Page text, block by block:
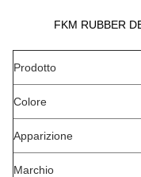
FKM RUBBER
Prodotto
Colore
Apparizione
Marchio